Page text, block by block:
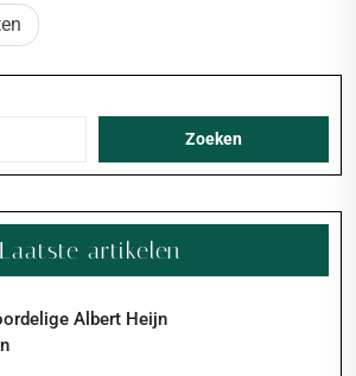
Zoeken
Laatste artikelen
Albert Heijn